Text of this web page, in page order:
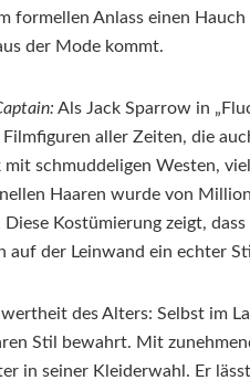
formellen Anlass einen
der Mode kommt.
Als Jack Sparrow in
aller Zeiten, die
mit schmuddeligen Westen,
Haaren wurde von
Diese Kostümierung zeigt,
auf der Leinwand ein echter
des Alters: Selbst im
Stil bewahrt. Mit
in seiner Kleiderwahl. Er